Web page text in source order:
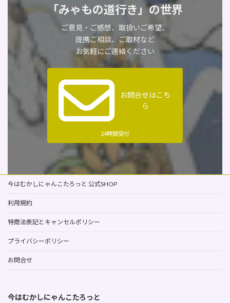
「みゃもの道行き」の世界
ご意見・ご感想、取扱いご希望、
提携ご相談、ご取材など
お気軽にご連絡ください
お問合せはこち
ら
24時間受付
今はむかしにゃんこたろっと 公式SHOP
利用規約
特商法表記とキャンセルポリシー
プライバシーポリシー
お問合せ
今はむかしにゃんこたろっと